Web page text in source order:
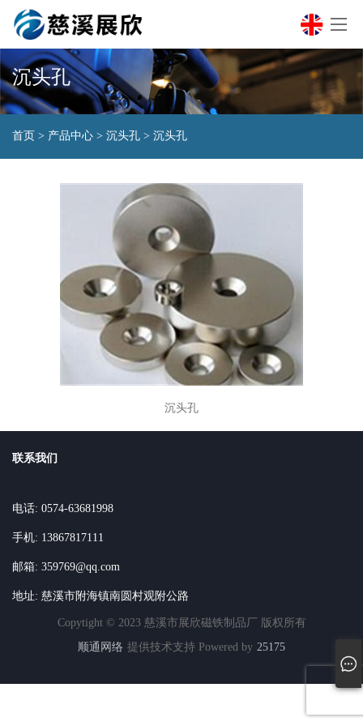
沉头孔
首页 > 产品中心 > 沉头孔 > 沉头孔
沉头孔
联系我们
电话: 0574-63681998
手机: 13867817111
邮箱: 359769@qq.com
地址: 慈溪市附海镇南圆村观附公路
Copytight © 2023 慈溪市展欣磁铁制品厂 版权所有
顺通网络 提供技术支持 Powered by 25175